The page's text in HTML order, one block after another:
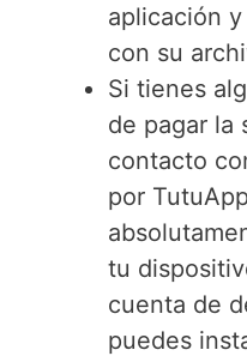
aplicación
con su
Si tienes
de pagar la
contacto
por
tu
cuenta de
puedes